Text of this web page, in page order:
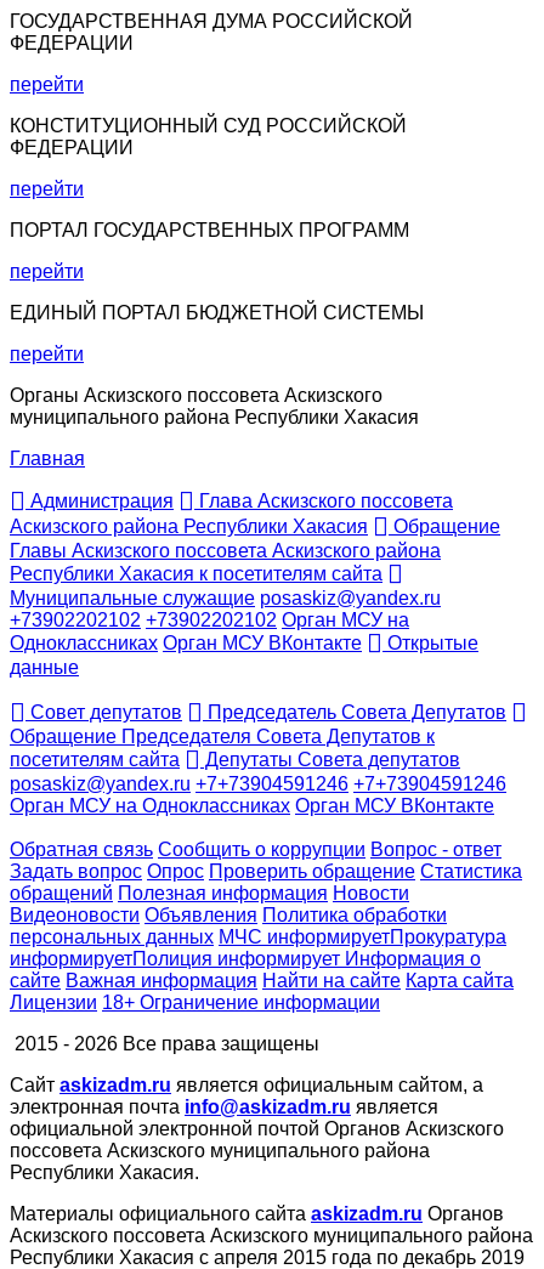
ГОСУДАРСТВЕННАЯ ДУМА РОССИЙСКОЙ
ФЕДЕРАЦИИ
перейти
КОНСТИТУЦИОННЫЙ СУД РОССИЙСКОЙ
ФЕДЕРАЦИИ
перейти
ПОРТАЛ ГОСУДАРСТВЕННЫХ ПРОГРАММ
перейти
ЕДИНЫЙ ПОРТАЛ БЮДЖЕТНОЙ СИСТЕМЫ
перейти
Органы Аскизского поссовета Аскизского
муниципального района Республики Хакасия
Главная
Администрация
Глава Аскизского поссовета
Аскизского района Республики Хакасия
Обращение
Главы Аскизского поссовета Аскизского района
Республики Хакасия к посетителям сайта
Муниципальные служащие posaskiz@yandex.ru
+73902202102 +73902202102 Орган МСУ на
Одноклассниках Орган МСУ ВКонтакте
Открытые
данные
Совет депутатов
Председатель Совета Депутатов
Обращение Председателя Совета Депутатов к
посетителям сайта
Депутаты Совета депутатов
posaskiz@yandex.ru +7+73904591246 +7+73904591246
Орган МСУ на Одноклассниках Орган МСУ ВКонтакте
Обратная связь Сообщить о коррупции Вопрос - ответ
Задать вопрос Опрос Проверить обращение Статистика
обращений Полезная информация Новости
Видеоновости Объявления Политика обработки
персональных данных МЧС информируетПрокуратура
информируетПолиция информирует Информация о
сайте Важная информация Найти на сайте Карта сайта
Лицензии 18+ Ограничение информации
2015 - 2026 Все права защищены
Сайт askizadm.ru является официальным сайтом, а
электронная почта info@askizadm.ru является
официальной электронной почтой Органов Аскизского
поссовета Аскизского муниципального района
Республики Хакасия.
Материалы официального сайта askizadm.ru Органов
Аскизского поссовета Аскизского муниципального района
Республики Хакасия с апреля 2015 года по декабрь 2019